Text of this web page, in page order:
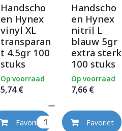
Handscho
en Hynex
vinyl XL
transparan
t 4.5gr 100
stuks
5,74€
Op voorraad
Favoriet
Handscho
en Hynex
nitril L
blauw 5gr
extra sterk
100 stuks
7,66€
Op voorraad
Favoriet